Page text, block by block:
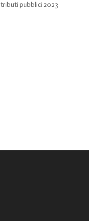
pubblici 2023